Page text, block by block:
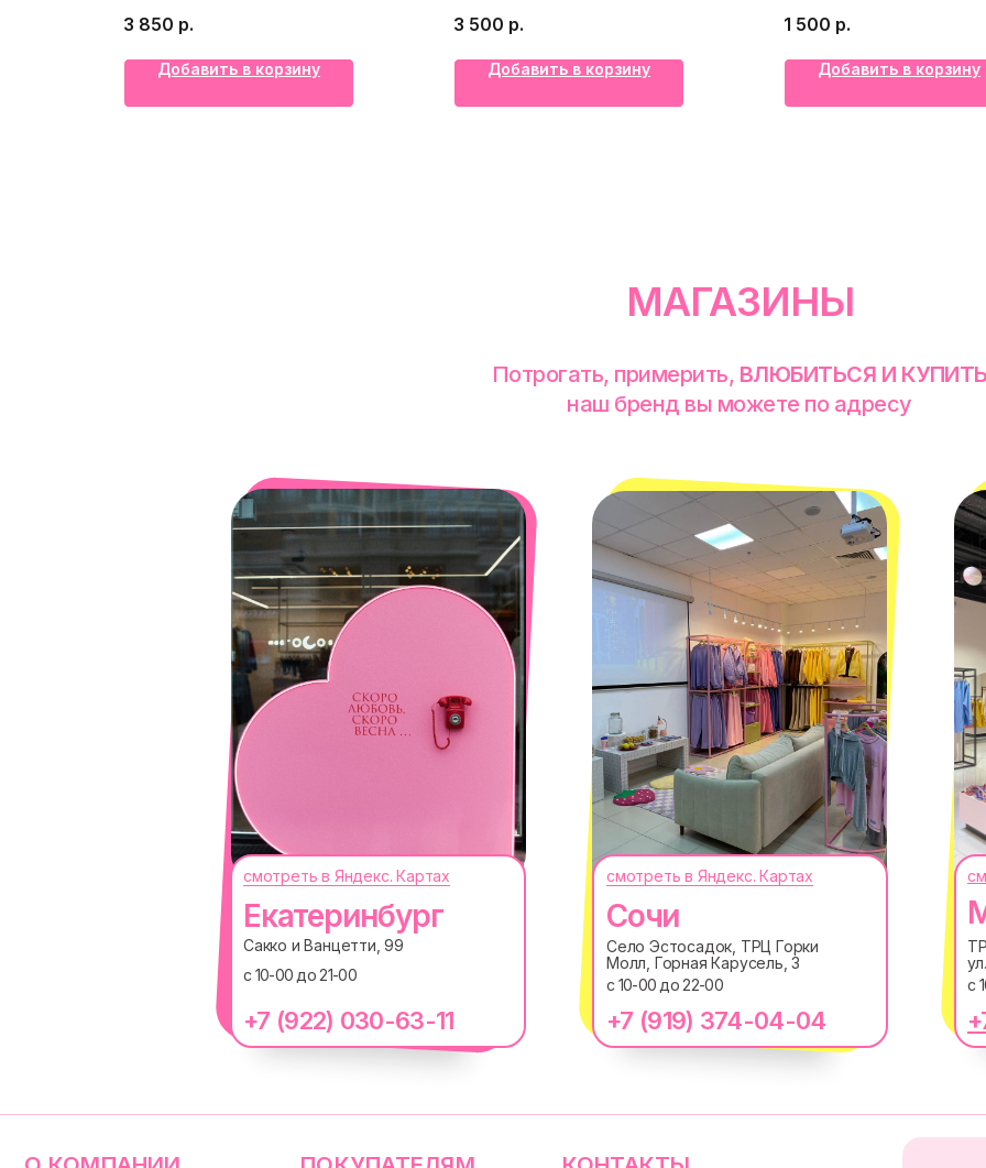
3 850 р.
Добавить в корзину
3 500 р.
Добавить в корзину
1 500 р.
Добавить в корзину
Екатеринбург
Сакко и Ванцетти, 99
+7 (922) 030-63-11
с 10-00 до 21-00
смотреть в Яндекс. Картах
МАГАЗИНЫ
Потрогать, примерить, ВЛЮБИТЬСЯ И
наш бренд вы можете по адресу
Сочи
Село Эстосадок, ТРЦ Горки
Молл, Горная Карусель, 3
+7 (919) 374-04-04
с 10-00 до 22-00
смотреть в Яндекс. Картах
с
ИП Проворный Алексей Алексеевич
8 800 550-06-92
macrocosm_store@mail.ru
КОНТАКТЫ
Оплата долями
Size guide
Доставка и оплата
ПОКУПАТЕЛЯМ
Нажимая "Подписаться", вы
данныхиСогласием на
СЕКРЕТНЫЕ
МЕРОПРИЯТИЯ И
000+ подписчиков
Политика обработки персональных